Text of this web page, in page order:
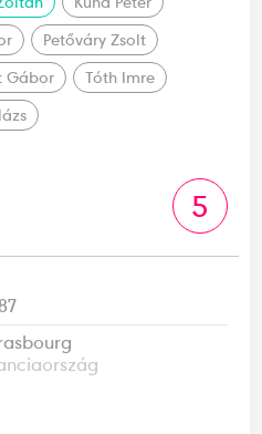
Petőváry Zsolt
Gábor
Tóth Imre
5